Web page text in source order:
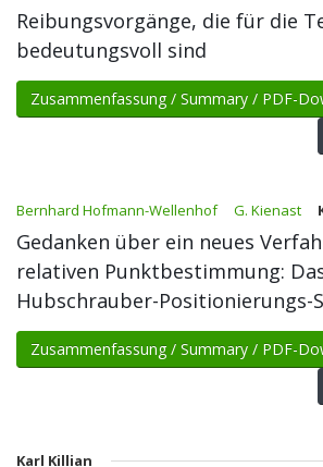
Reibungsvorgänge, die für die
bedeutungsvoll sind
Zusammenfassung / Summary / PDF-
Bernhard Hofmann-Wellenhof G. Kienast
Gedanken über ein neues
relativen Punktbestimmung:
Hubschrauber-Positionierungs-
Zusammenfassung / Summary / PDF-
Karl Killian